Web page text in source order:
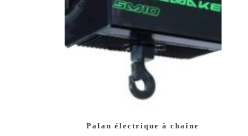
Palan électrique à chaîne